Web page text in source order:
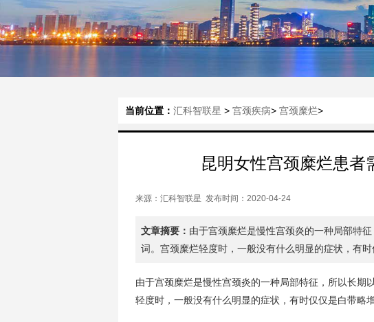
当前位置： 汇科智联星 > 宫颈疾病> 宫颈糜烂>
昆明女性宫颈糜烂患者
来源：汇科智联星 发布时间：2020-04-24
文章摘要： 由于宫颈糜烂是慢性宫颈炎的一种局部特
词。宫颈糜烂轻度时，一般没有什么明显的症状，有
由于宫颈糜烂是慢性宫颈炎的一种局部特征，所以长期
轻度时，一般没有什么明显的症状，有时仅仅是白带略